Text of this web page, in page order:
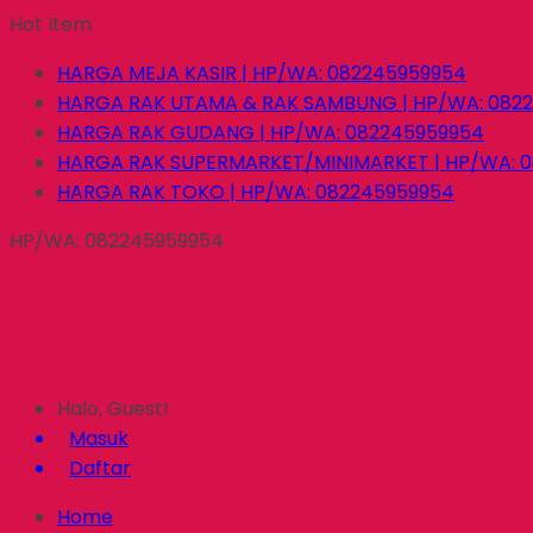
Hot Item
HARGA MEJA KASIR | HP/WA: 082245959954
HARGA RAK UTAMA & RAK SAMBUNG | HP/WA:
HARGA RAK GUDANG | HP/WA: 082245959954
HARGA RAK SUPERMARKET/MINIMARKET | HP/WA:
HARGA RAK TOKO | HP/WA: 082245959954
HP/WA: 082245959954
Halo, Guest!
Masuk
Daftar
Home